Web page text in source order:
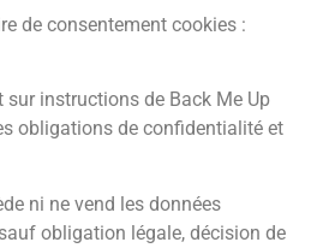
de consentement cookies :
sur instructions de Back Me Up
obligations de confidentialité et
ni ne vend les données
obligation légale, décision de